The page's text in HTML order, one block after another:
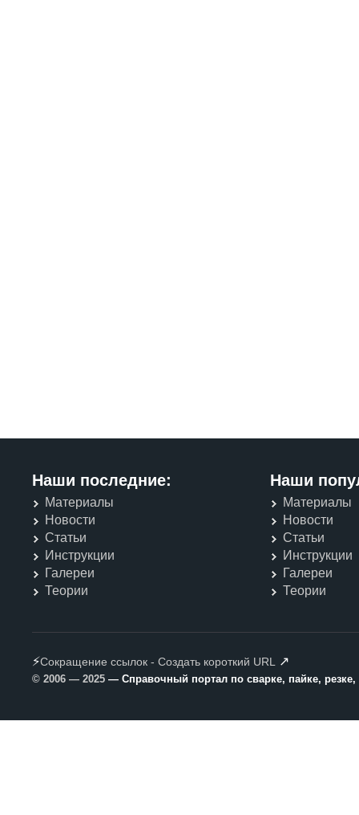
Наши последние:
Материалы
Новости
Статьи
Инструкции
Галереи
Теории
Наши
Материалы
Новости
Статьи
Инструкции
Галереи
Теории
⚡Сокращение ссылок - Создать короткий URL ↗
© 2006 — 2025 — Справочный портал по сварке, пайке,